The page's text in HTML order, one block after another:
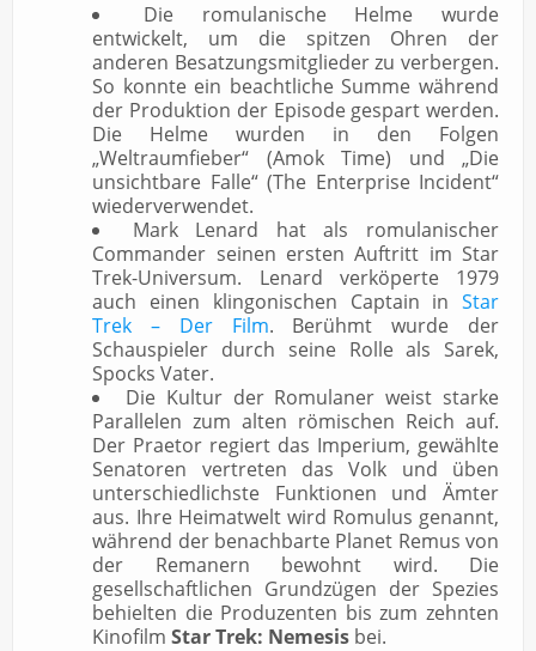
Die romulanische Helme wurde
entwickelt, um die spitzen Ohren der
anderen Besatzungsmitglieder zu verbergen.
So konnte ein beachtliche Summe während
der Produktion der Episode gespart werden.
Die Helme wurden in den Folgen
„Weltraumfieber“ (Amok Time) und „Die
unsichtbare Falle“ (The Enterprise Incident“
wiederverwendet.
Mark Lenard hat als romulanischer
Commander seinen ersten Auftritt im Star
Trek-Universum. Lenard verköperte 1979
auch einen klingonischen Captain in Star
Trek – Der Film. Berühmt wurde der
Schauspieler durch seine Rolle als Sarek,
Spocks Vater.
Die Kultur der Romulaner weist starke
Parallelen zum alten römischen Reich auf.
Der Praetor regiert das Imperium, gewählte
Senatoren vertreten das Volk und üben
unterschiedlichste Funktionen und Ämter
aus. Ihre Heimatwelt wird Romulus genannt,
während der benachbarte Planet Remus von
der Remanern bewohnt wird. Die
gesellschaftlichen Grundzügen der Spezies
behielten die Produzenten bis zum zehnten
KinofilmStar Trek: Nemesis bei.